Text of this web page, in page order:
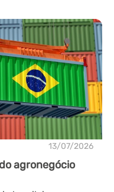
13/07/2026
agronegócio